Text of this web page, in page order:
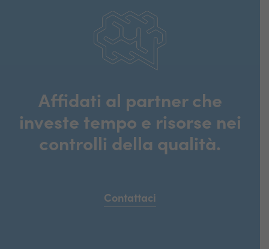
Affidati al partner che
investe tempo e risorse nei
controlli della qualità.
Contattaci